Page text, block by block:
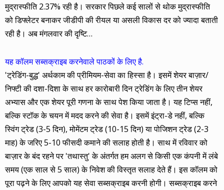
मुद्रास्फीति 2.37% रही है। सरकार पिछले कई सालों से थोक मुद्रास्फीति
को डिफ्लेटर बनाकर जीडीपी की रीयल या असली विकास दर को ज्यादा बताती
रही है। अब मंगलवार की दृष्टि…
यह कॉलम सब्सक्राइब करनेवाले पाठकों के लिए है.
'ट्रेडिंग-बुद्ध' अर्थकाम की प्रीमियम-सेवा का हिस्सा है। इसमें शेयर बाज़ार/
निफ्टी की दशा-दिशा के साथ हर कारोबारी दिन ट्रेडिंग के लिए तीन शेयर
अभ्यास और एक शेयर पूरी गणना के साथ पेश किया जाता है। यह टिप्स नहीं,
बल्कि स्टॉक के चयन में मदद करने की सेवा है। इसमें इंट्रा-डे नहीं, बल्कि
स्विंग ट्रेड (3-5 दिन), मोमेंटम ट्रेड (10-15 दिन) या पोजिशन ट्रेड (2-3
माह) के जरिए 5-10 फीसदी कमाने की सलाह होती है। साथ में रविवार को
बाज़ार के बंद रहने पर 'तथास्तु' के अंतर्गत हम अलग से किसी एक कंपनी में लंबे
समय (एक साल से 5 साल) के निवेश की विस्तृत सलाह देते हैं। इस कॉलम को
पूरा पढ़ने के लिए आपको यह सेवा सब्सक्राइब करनी होगी। सब्सक्राइब करने